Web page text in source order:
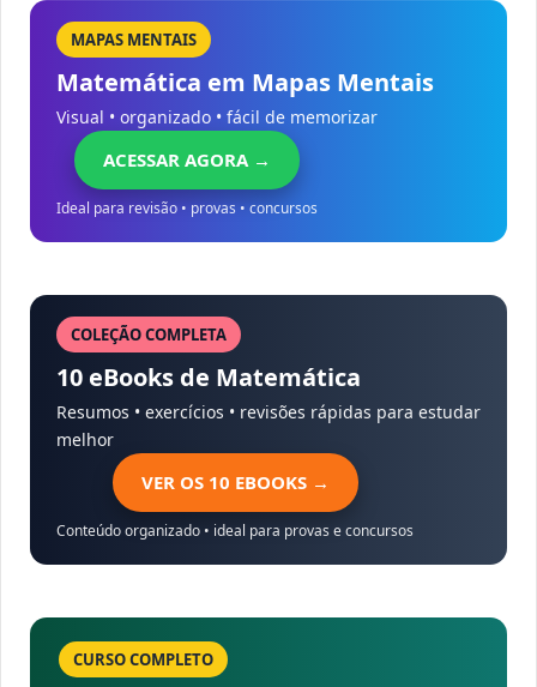
MAPAS MENTAIS
Matemática em Mapas Mentais
Visual • organizado • fácil de memorizar
ACESSAR AGORA →
Ideal para revisão • provas • concursos
COLEÇÃO COMPLETA
10 eBooks de Matemática
Resumos • exercícios • revisões rápidas para estudar
melhor
VER OS 10 EBOOKS →
Conteúdo organizado • ideal para provas e concursos
CURSO COMPLETO